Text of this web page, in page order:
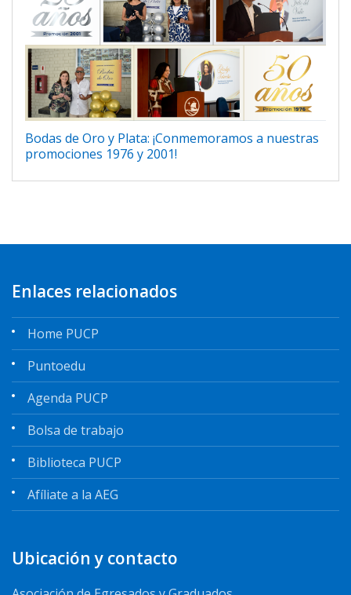
Bodas de Oro y Plata: ¡Conmemoramos a nuestras
promociones 1976 y 2001!
Enlaces relacionados
Home PUCP
Puntoedu
Agenda PUCP
Bolsa de trabajo
Biblioteca PUCP
Afíliate a la AEG
Ubicación y contacto